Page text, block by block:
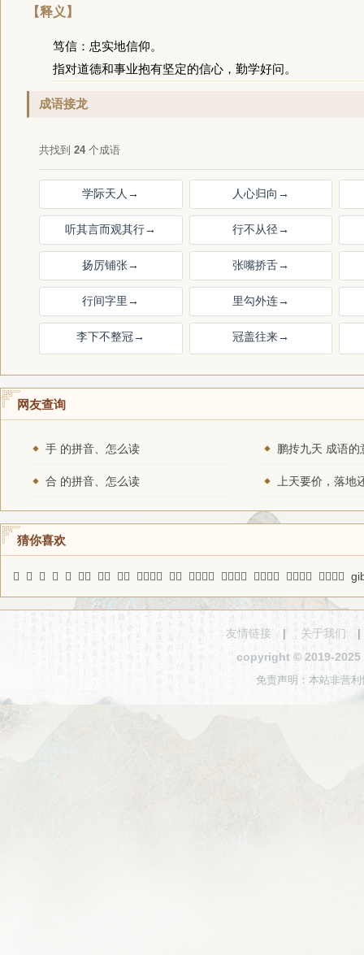
【释义】
笃信：忠实地信仰。
指对道德和事业抱有坚定的信心，勤学好问。
成语接龙
共找到 24个成语
学际天人 → 人心归向 →
听其言而观其行→ 行不从径→
扬厉铺张→ 张嘴挢舌→
行间字里 → 里勾外连→
李下不整冠→ 冠盖往来→
网友查询
手 的拼音、怎么读 鹏抟九天 成语的
合 的拼音、怎么读
猜你喜欢
𩂣 𨇫 𩷅 𡆕 揷 登实 石箭 嗜酒 取之不尽 颐辅 谋事在人 鞭擗进里 草泽英雄 多愁善感 晓行夜宿
友情链接 | 关于我们
copyright © 2019-2025
免责声明：本站非营